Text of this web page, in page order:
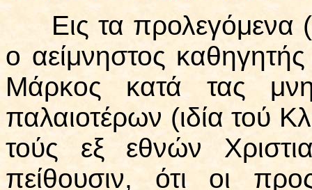
Εις τα προλεγόμενα (
ο αείμνηστος
Μάρκος κατά τας
παλαιοτέρων (ιδία τού
τούς εξ εθνών
πείθουσιν, ότι οι